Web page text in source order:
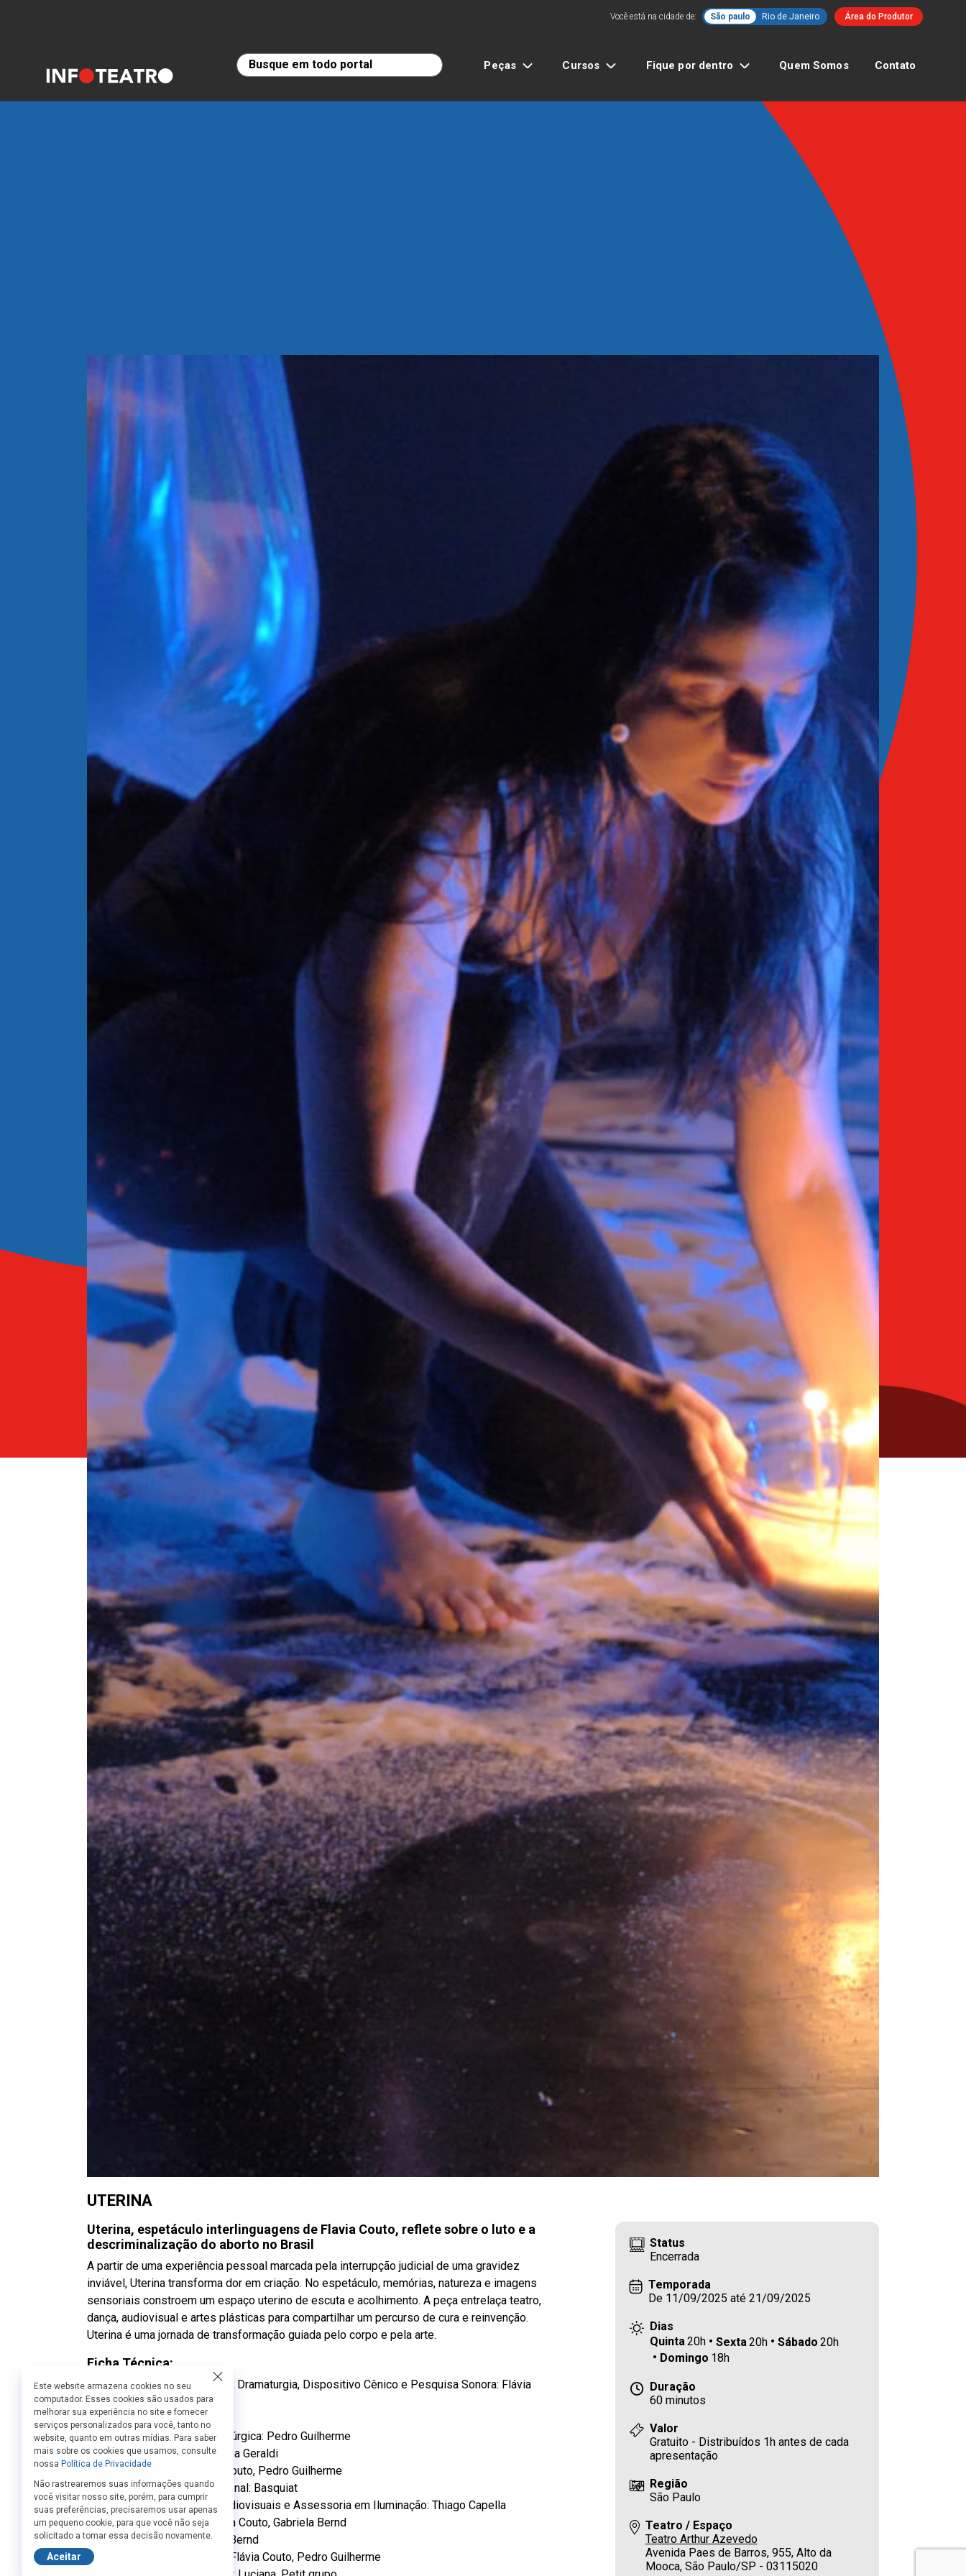
Você está na cidade de: São paulo Rio de Janeiro Área do Produtor
Peças Cursos Fique por dentro Quem Somos Contato
UTERINA
Uterina, espetáculo interlinguagens de Flavia Couto, reflete sobre o luto e a
descriminalização do aborto no Brasil
A partir de uma experiência pessoal marcada pela interrupção judicial de uma gravidez
inviável, Uterina transforma dor em criação. No espetáculo, memórias, natureza e imagens
sensoriais constroem um espaço uterino de escuta e acolhimento. A peça entrelaça teatro,
dança, audiovisual e artes plásticas para compartilhar um percurso de cura e reinvenção.
Uterina é uma jornada de transformação guiada pelo corpo e pela arte.
Ficha Técnica:
Concepção, Direção, Atuação, Dramaturgia, Dispositivo Cênico e Pesquisa Sonora: Flávia
Couto
Olho Externo: Carole Nadeau
Provocação Cênica e Dramatúrgica: Pedro Guilherme
Orientação de Pesquisa: Silvia Geraldi
Cenário e Adereços: Flávia Couto, Pedro Guilherme
Adereço Ampulheta-Gestacional: Basquiat
Consultoria em Recursos Audiovisuais e Assessoria em Iluminação: Thiago Capella
Vídeos: Carole Nadeau, Flávia Couto, Gabriela Bernd
Edição (vídeo mar): Gabriela Bernd
Iluminação: Christian Martel, Flávia Couto, Pedro Guilherme
Status
Encerrada
Temporada
De 11/09/2025 até 21/09/2025
Dias
Quinta20h Sexta 20h Sábado 20h
Domingo 18h
Duração
60 minutos
Valor
Gratuito - Distribuídos 1h antes de cada
apresentação
Região
São Paulo
Teatro / Espaço
Teatro Arthur Azevedo
Avenida Paes de Barros, 955, Alto da
Mooca, São Paulo/SP - 03115020
Este website armazena cookies no seu
computador. Esses cookies são usados para
melhorar sua experiência no site e fornecer
serviços personalizados para você, tanto no
website, quanto em outras mídias. Para saber
mais sobre os cookies que usamos, consulte
nossa Política de Privacidade
Não rastrearemos suas informações quando
você visitar nosso site, porém, para cumprir
suas preferências, precisaremos usar apenas
um pequeno cookie, para que você não seja
solicitado a tomar essa decisão novamente.
Aceitar